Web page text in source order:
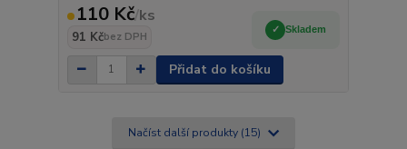
110 Kč/ks
91 Kčbez DPH
Skladem
Přidat do košíku
Načíst další produkty (15)